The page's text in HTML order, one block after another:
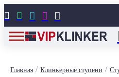
    
Главная/ Клинкерные ступени /